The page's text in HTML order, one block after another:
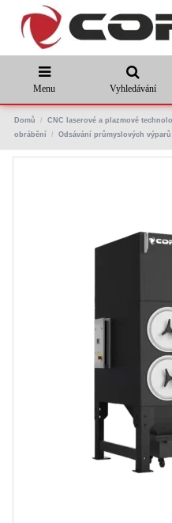
Menu Vyhledávání
Domů CNC laserové a plazmové
obrábění
Odsávání průmyslových výparů